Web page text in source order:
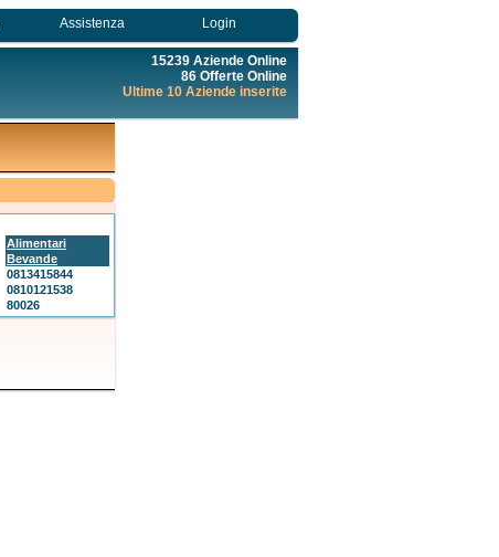
Assistenza Login
15239 Aziende Online
86 Offerte Online
Ultime 10 Aziende inserite
Alimentari
Bevande
0813415844
0810121538
80026